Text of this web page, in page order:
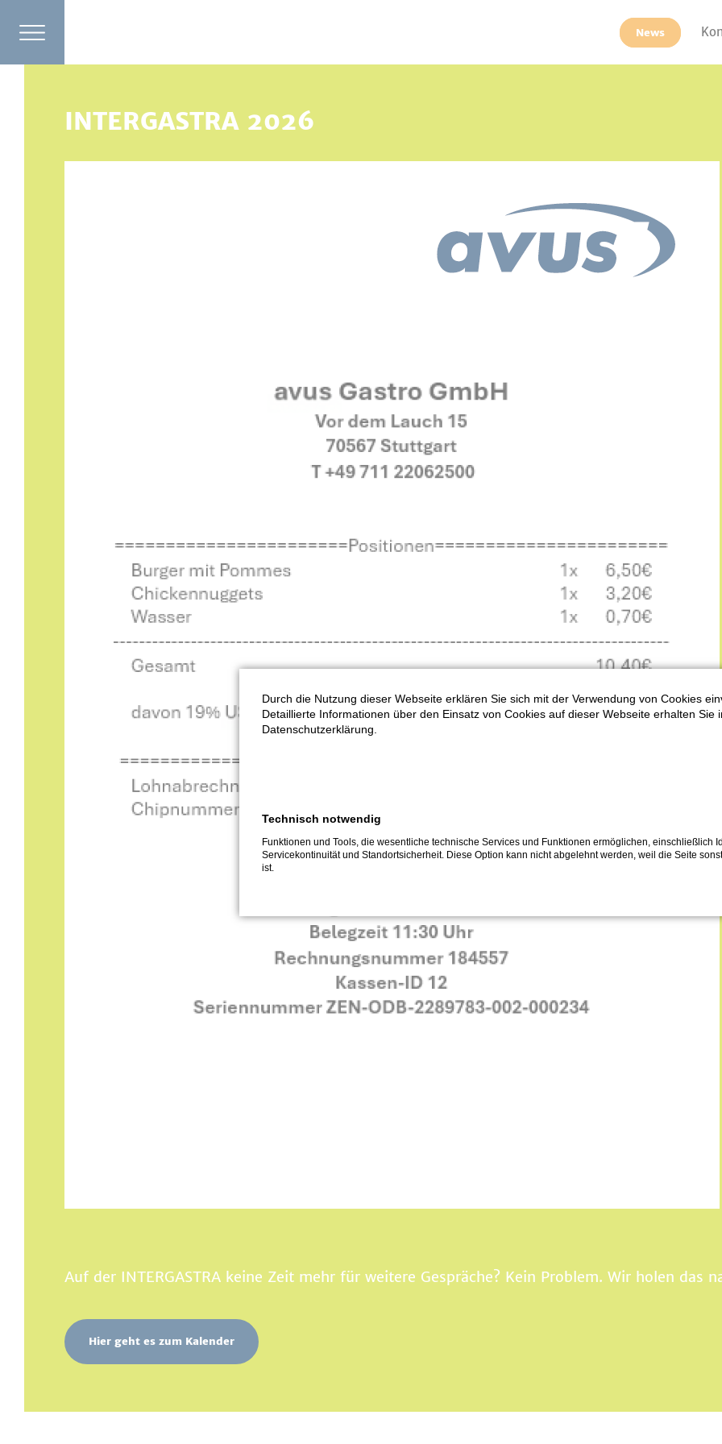
News
INTERGASTRA 2026
Auf der INTERGASTRA keine Zeit mehr für weitere Gespräche? Kein Problem. Wir holen das
Hier geht es zum Kalender
Durch die Nutzung dieser Webseite erklären Sie sich mit der Verwendung von Cookies
Detaillierte Informationen über den Einsatz von Cookies auf dieser Webseite erhalten Sie
Datenschutzerklärung.
Technisch notwendig
Funktionen und Tools, die wesentliche technische Services und Funktionen ermöglichen, einschließlich
Servicekontinuität und Standortsicherheit. Diese Option kann nicht abgelehnt werden, weil die Seite
ist.